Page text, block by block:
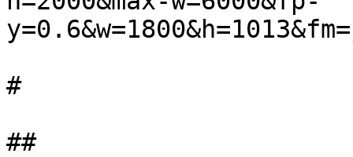
#
##